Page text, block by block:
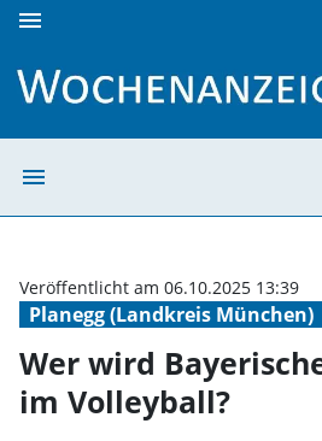
menu
menu
Planegg (Landkreis München)
Veröffentlicht am 06.10.2025 13:39
Wer wird
im Volleyball?